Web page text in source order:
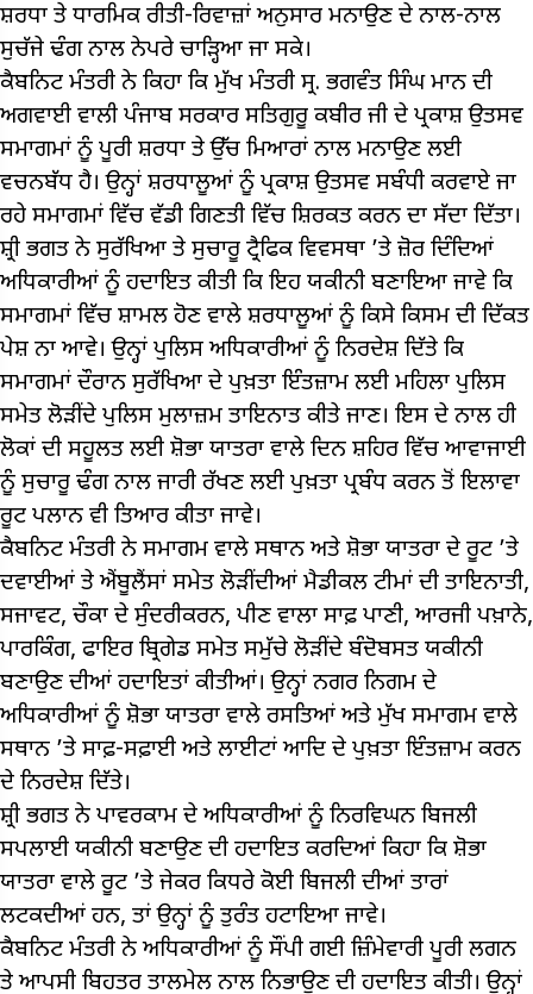
ਸ਼ਰਧਾ ਤੇ ਧਾਰਮਿਕ ਰੀਤੀ-ਰਿਵਾਜ਼ਾਂ ਅਨੁਸਾਰ ਮਨਾਉਣ ਦੇ ਨਾਲ-ਨਾਲ
ਸੁਚੱਜੇ ਢੰਗ ਨਾਲ ਨੇਪਰੇ ਚਾੜ੍ਹਿਆ ਜਾ ਸਕੇ।
ਕੈਬਨਿਟ ਮੰਤਰੀ ਨੇ ਕਿਹਾ ਕਿ ਮੁੱਖ ਮੰਤਰੀ ਸ੍ਰ. ਭਗਵੰਤ ਸਿੰਘ ਮਾਨ ਦੀ
ਅਗਵਾਈ ਵਾਲੀ ਪੰਜਾਬ ਸਰਕਾਰ ਸਤਿਗੁਰੂ ਕਬੀਰ ਜੀ ਦੇ ਪ੍ਰਕਾਸ਼ ਉਤਸਵ
ਸਮਾਗਮਾਂ ਨੂੰ ਪੂਰੀ ਸ਼ਰਧਾ ਤੇ ਉੱਚ ਮਿਆਰਾਂ ਨਾਲ ਮਨਾਉਣ ਲਈ
ਵਚਨਬੱਧ ਹੈ। ਉਨ੍ਹਾਂ ਸ਼ਰਧਾਲੂਆਂ ਨੂੰ ਪ੍ਰਕਾਸ਼ ਉਤਸਵ ਸਬੰਧੀ ਕਰਵਾਏ ਜਾ
ਰਹੇ ਸਮਾਗਮਾਂ ਵਿੱਚ ਵੱਡੀ ਗਿਣਤੀ ਵਿੱਚ ਸ਼ਿਰਕਤ ਕਰਨ ਦਾ ਸੱਦਾ ਦਿੱਤਾ।
ਸ਼੍ਰੀ ਭਗਤ ਨੇ ਸੁਰੱਖਿਆ ਤੇ ਸੁਚਾਰੂ ਟ੍ਰੈਫਿਕ ਵਿਵਸਥਾ ’ਤੇ ਜ਼ੋਰ ਦਿੰਦਿਆਂ
ਅਧਿਕਾਰੀਆਂ ਨੂੰ ਹਦਾਇਤ ਕੀਤੀ ਕਿ ਇਹ ਯਕੀਨੀ ਬਣਾਇਆ ਜਾਵੇ ਕਿ
ਸਮਾਗਮਾਂ ਵਿੱਚ ਸ਼ਾਮਲ ਹੋਣ ਵਾਲੇ ਸ਼ਰਧਾਲੂਆਂ ਨੂੰ ਕਿਸੇ ਕਿਸਮ ਦੀ ਦਿੱਕਤ
ਪੇਸ਼ ਨਾ ਆਵੇ। ਉਨ੍ਹਾਂ ਪੁਲਿਸ ਅਧਿਕਾਰੀਆਂ ਨੂੰ ਨਿਰਦੇਸ਼ ਦਿੱਤੇ ਕਿ
ਸਮਾਗਮਾਂ ਦੌਰਾਨ ਸੁਰੱਖਿਆ ਦੇ ਪੁਖ਼ਤਾ ਇੰਤਜ਼ਾਮ ਲਈ ਮਹਿਲਾ ਪੁਲਿਸ
ਸਮੇਤ ਲੋੜੀਂਦੇ ਪੁਲਿਸ ਮੁਲਾਜ਼ਮ ਤਾਇਨਾਤ ਕੀਤੇ ਜਾਣ। ਇਸ ਦੇ ਨਾਲ ਹੀ
ਲੋਕਾਂ ਦੀ ਸਹੂਲਤ ਲਈ ਸ਼ੋਭਾ ਯਾਤਰਾ ਵਾਲੇ ਦਿਨ ਸ਼ਹਿਰ ਵਿੱਚ ਆਵਾਜਾਈ
ਨੂੰ ਸੁਚਾਰੂ ਢੰਗ ਨਾਲ ਜਾਰੀ ਰੱਖਣ ਲਈ ਪੁਖ਼ਤਾ ਪ੍ਰਬੰਧ ਕਰਨ ਤੋਂ ਇਲਾਵਾ
ਰੂਟ ਪਲਾਨ ਵੀ ਤਿਆਰ ਕੀਤਾ ਜਾਵੇ।
ਕੈਬਨਿਟ ਮੰਤਰੀ ਨੇ ਸਮਾਗਮ ਵਾਲੇ ਸਥਾਨ ਅਤੇ ਸ਼ੋਭਾ ਯਾਤਰਾ ਦੇ ਰੂਟ ’ਤੇ
ਦਵਾਈਆਂ ਤੇ ਐਂਬੂਲੈਂਸਾਂ ਸਮੇਤ ਲੋੜੀਂਦੀਆਂ ਮੈਡੀਕਲ ਟੀਮਾਂ ਦੀ ਤਾਇਨਾਤੀ,
ਸਜਾਵਟ, ਚੌਕਾ ਦੇ ਸੁੰਦਰੀਕਰਨ, ਪੀਣ ਵਾਲਾ ਸਾਫ਼ ਪਾਣੀ, ਆਰਜੀ ਪਖ਼ਾਨੇ,
ਪਾਰਕਿੰਗ, ਫਾਇਰ ਬ੍ਰਿਗੇਡ ਸਮੇਤ ਸਮੁੱਚੇ ਲੋੜੀਂਦੇ ਬੰਦੋਬਸਤ ਯਕੀਨੀ
ਬਣਾਉਣ ਦੀਆਂ ਹਦਾਇਤਾਂ ਕੀਤੀਆਂ। ਉਨ੍ਹਾਂ ਨਗਰ ਨਿਗਮ ਦੇ
ਅਧਿਕਾਰੀਆਂ ਨੂੰ ਸ਼ੋਭਾ ਯਾਤਰਾ ਵਾਲੇ ਰਸਤਿਆਂ ਅਤੇ ਮੁੱਖ ਸਮਾਗਮ ਵਾਲੇ
ਸਥਾਨ ’ਤੇ ਸਾਫ਼-ਸਫ਼ਾਈ ਅਤੇ ਲਾਈਟਾਂ ਆਦਿ ਦੇ ਪੁਖ਼ਤਾ ਇੰਤਜ਼ਾਮ ਕਰਨ
ਦੇ ਨਿਰਦੇਸ਼ ਦਿੱਤੇ।
ਸ਼੍ਰੀ ਭਗਤ ਨੇ ਪਾਵਰਕਾਮ ਦੇ ਅਧਿਕਾਰੀਆਂ ਨੂੰ ਨਿਰਵਿਘਨ ਬਿਜਲੀ
ਸਪਲਾਈ ਯਕੀਨੀ ਬਣਾਉਣ ਦੀ ਹਦਾਇਤ ਕਰਦਿਆਂ ਕਿਹਾ ਕਿ ਸ਼ੋਭਾ
ਯਾਤਰਾ ਵਾਲੇ ਰੂਟ ’ਤੇ ਜੇਕਰ ਕਿਧਰੇ ਕੋਈ ਬਿਜਲੀ ਦੀਆਂ ਤਾਰਾਂ
ਲਟਕਦੀਆਂ ਹਨ, ਤਾਂ ਉਨ੍ਹਾਂ ਨੂੰ ਤੁਰੰਤ ਹਟਾਇਆ ਜਾਵੇ।
ਕੈਬਨਿਟ ਮੰਤਰੀ ਨੇ ਅਧਿਕਾਰੀਆਂ ਨੂੰ ਸੌਂਪੀ ਗਈ ਜ਼ਿੰਮੇਵਾਰੀ ਪੂਰੀ ਲਗਨ
ਤੇ ਆਪਸੀ ਬਿਹਤਰ ਤਾਲਮੇਲ ਨਾਲ ਨਿਭਾਉਣ ਦੀ ਹਦਾਇਤ ਕੀਤੀ। ਉਨ੍ਹਾਂ